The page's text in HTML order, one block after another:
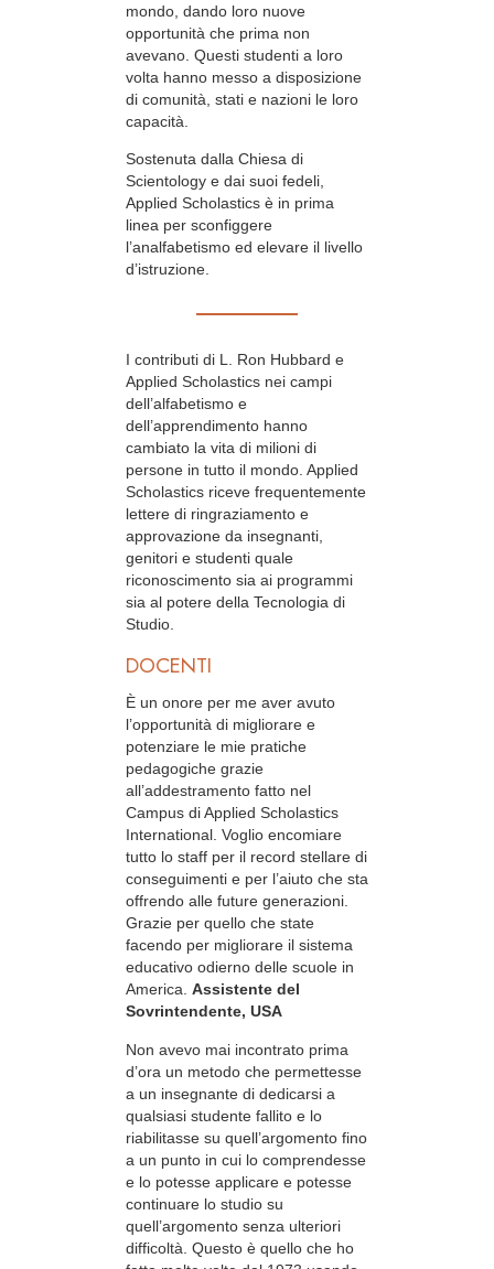
mondo, dando loro nuove
opportunità che prima non
avevano. Questi studenti a loro
volta hanno messo a disposizione
di comunità, stati e nazioni le loro
capacità.
Sostenuta dalla Chiesa di
Scientology e dai suoi fedeli,
Applied Scholastics è in prima
linea per sconfiggere
l’analfabetismo ed elevare il livello
d’istruzione.
I contributi di L. Ron Hubbard e
Applied Scholastics nei campi
dell’alfabetismo e
dell’apprendimento hanno
cambiato la vita di milioni di
persone in tutto il mondo. Applied
Scholastics riceve frequentemente
lettere di ringraziamento e
approvazione da insegnanti,
genitori e studenti quale
riconoscimento sia ai programmi
sia al potere della Tecnologia di
Studio.
DOCENTI
È un onore per me aver avuto
l’opportunità di migliorare e
potenziare le mie pratiche
pedagogiche grazie
all’addestramento fatto nel
Campus di Applied Scholastics
International. Voglio encomiare
tutto lo staff per il record stellare di
conseguimenti e per l’aiuto che sta
offrendo alle future generazioni.
Grazie per quello che state
facendo per migliorare il sistema
educativo odierno delle scuole in
America. Assistente del
Sovrintendente, USA
Non avevo mai incontrato prima
d’ora un metodo che permettesse
a un insegnante di dedicarsi a
qualsiasi studente fallito e lo
riabilitasse su quell’argomento fino
a un punto in cui lo comprendesse
e lo potesse applicare e potesse
continuare lo studio su
quell’argomento senza ulteriori
difficoltà. Questo è quello che ho